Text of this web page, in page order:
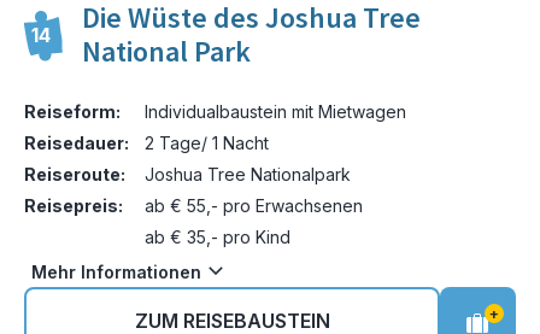
14
Die Wüste des Joshua Tree
National Park
Reiseform:
Individualbaustein mit Mietwagen
Reisedauer:
2 Tage/ 1 Nacht
Reiseroute:
Joshua Tree Nationalpark
Reisepreis:
ab € 55,- pro Erwachsenen
ab € 35,- pro Kind
Mehr Informationen
ZUM REISEBAUSTEIN +